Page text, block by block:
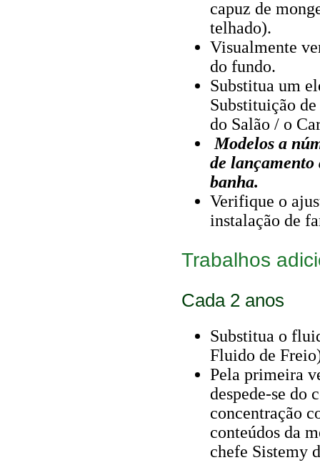
capuz de
telhado).
Visualmente
do fundo.
Substitua um
Substituição
do Salão / o
Modelos a
de lançamento
banha.
Verifique o
instalação de
Trabalhos
Cada 2 anos
Substitua o
Fluido de
Pela primeira
despede-se do
concentração
conteúdos da
chefe Sistemy